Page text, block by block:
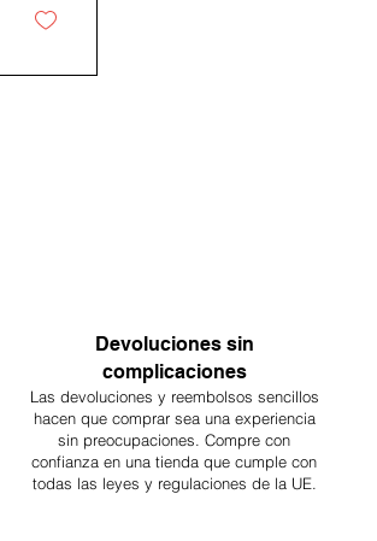
Devoluciones sin
complicaciones
Las devoluciones y reembolsos sencillos
hacen que comprar sea una experiencia
sin preocupaciones. Compre con
confianza en una tienda que cumple con
todas las leyes y regulaciones de la UE.